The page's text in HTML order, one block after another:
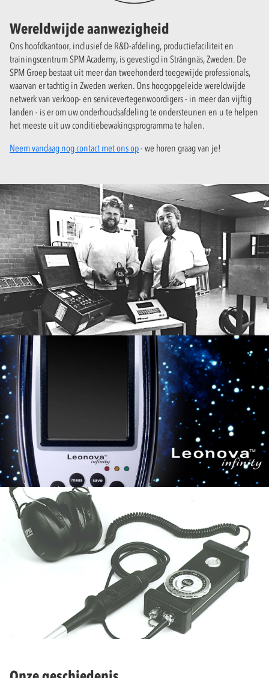
Wereldwijde aanwezigheid
Ons hoofdkantoor, inclusief de R&D-afdeling, productiefaciliteit en
trainingscentrum SPM Academy, is gevestigd in Strängnäs, Zweden. De
SPM Groep bestaat uit meer dan tweehonderd toegewijde professionals,
waarvan er tachtig in Zweden werken. Ons hoogopgeleide wereldwijde
netwerk van verkoop- en servicevertegenwoordigers - in meer dan vijftig
landen - is er om uw onderhoudsafdeling te ondersteunen en u te helpen
het meeste uit uw conditiebewakingsprogramma te halen.
Neem vandaag nog contact met ons op- we horen graag van je!